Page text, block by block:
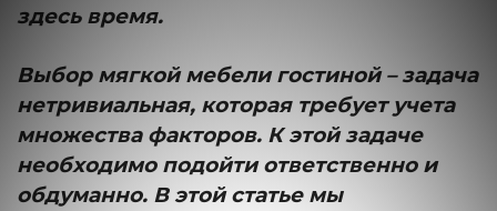
здесь время.
Выбор мягкой мебели гостиной – задача
нетривиальная, которая требует учета
множества факторов. К этой задаче
необходимо подойти ответственно и
обдуманно. В этой статье мы